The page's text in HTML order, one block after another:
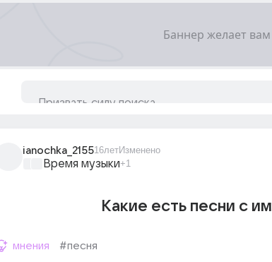
ianochka_215516летИзменено
Время музыки+1
Какие есть песни с
мнения #песня